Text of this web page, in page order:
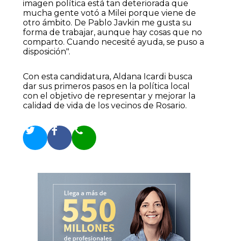
imagen política está tan deteriorada que
mucha gente votó a Milei porque viene de
otro ámbito. De Pablo Javkin me gusta su
forma de trabajar, aunque hay cosas que no
comparto. Cuando necesité ayuda, se puso a
disposición".
Con esta candidatura, Aldana Icardi busca
dar sus primeros pasos en la política local
con el objetivo de representar y mejorar la
calidad de vida de los vecinos de Rosario.